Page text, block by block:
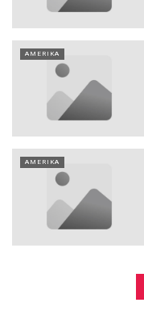
AMERIKA
AMERIKA